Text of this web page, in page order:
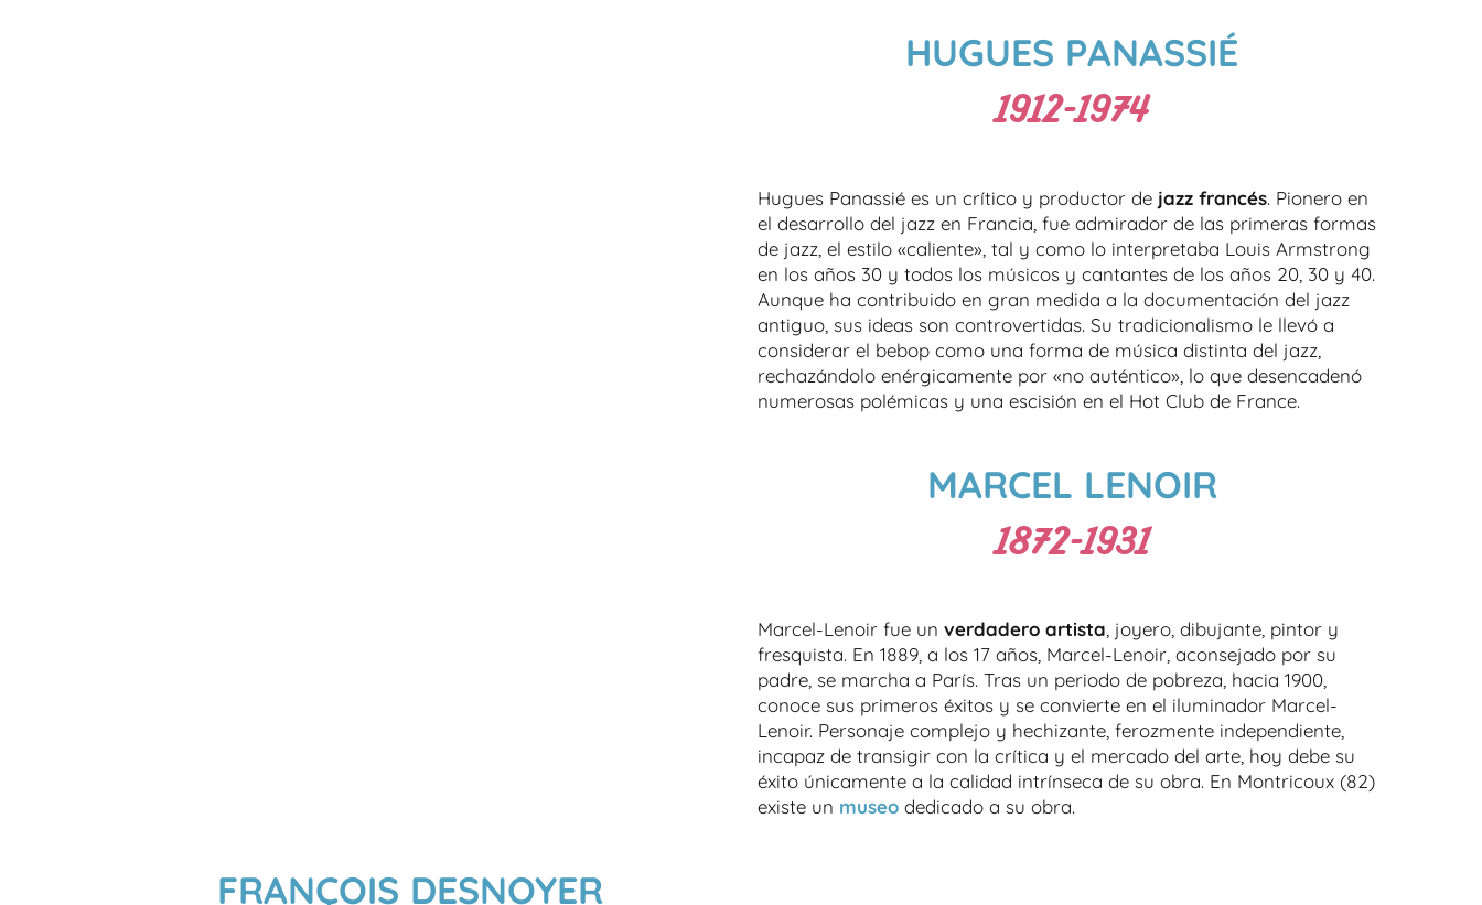
HUGUES PANASSIÉ
1912-1974
Hugues Panassié es un crítico y productor de jazz francés. Pionero en
el desarrollo del jazz en Francia, fue admirador de las primeras formas
de jazz, el estilo «caliente», tal y como lo interpretaba Louis Armstrong
en los años 30 y todos los músicos y cantantes de los años 20, 30 y 40.
Aunque ha contribuido en gran medida a la documentación del jazz
antiguo, sus ideas son controvertidas. Su tradicionalismo le llevó a
considerar el bebop como una forma de música distinta del jazz,
rechazándolo enérgicamente por «no auténtico», lo que desencadenó
numerosas polémicas y una escisión en el Hot Club de France.
MARCEL LENOIR
1872-1931
Marcel-Lenoir fue un verdadero artista , joyero, dibujante, pintor y
fresquista. En 1889, a los 17 años, Marcel-Lenoir, aconsejado por su
padre, se marcha a París. Tras un periodo de pobreza, hacia 1900,
conoce sus primeros éxitos y se convierte en el iluminador Marcel-
Lenoir. Personaje complejo y hechizante, ferozmente independiente,
incapaz de transigir con la crítica y el mercado del arte, hoy debe su
éxito únicamente a la calidad intrínseca de su obra. En Montricoux (82)
existe un museo dedicado a su obra.
FRANÇOIS DESNOYER